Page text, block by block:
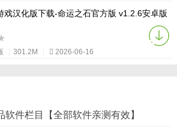
戏汉化版下载-命运之石官方版 v1.2.6安卓版
301.2M 2026-06-16
件栏目【全部软件亲测有效】